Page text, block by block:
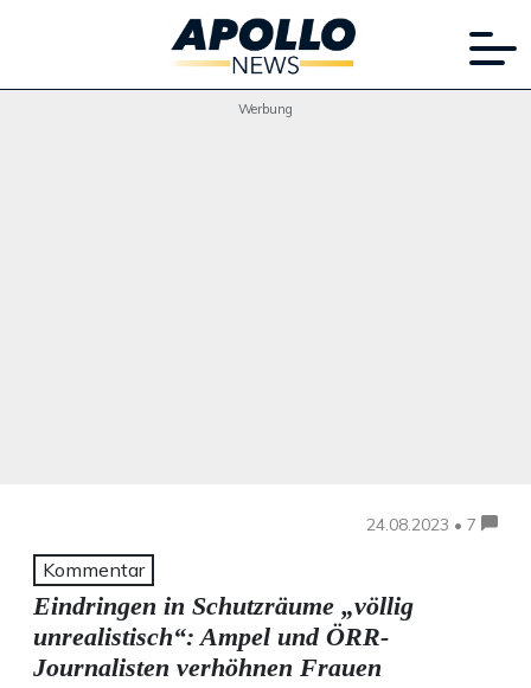
Werbung
24.08.2023 • 7
Kommentar
Eindringen in Schutzräume „völlig
unrealistisch“: Ampel und ÖRR-
Journalisten verhöhnen Frauen